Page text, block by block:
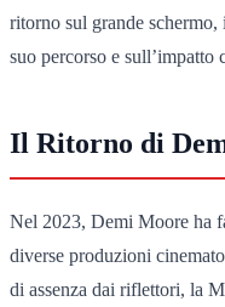
ritorno sul grande
suo percorso e sull’impatto
Il Ritorno di
Nel 2023, Demi Moore ha
diverse produzioni
di assenza dai riflettori, la